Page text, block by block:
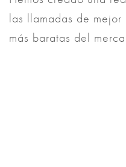
las llamadas de
más baratas del